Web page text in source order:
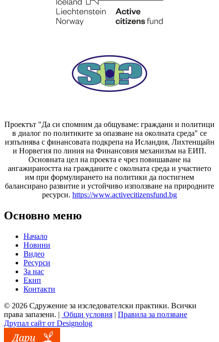
Проектът "Да си спомним да общуваме: граждани и политици
в диалог по политиките за опазване на околната среда" се
изпълнява с финансовата подкрепа на Исландия, Лихтенщайн
и Норвегия по линия на Финансовия механизъм на ЕИП.
Основната цел на проекта е чрез повишаване на
ангажираността на гражданите с околната среда и участието
им при формулирането на политики да постигнем
балансирано развитие и устойчиво използване на природните
ресурси. https://www.activecitizensfund.bg
Основно меню
Начало
Новини
Видео
Ресурси
За нас
Екип
Контакти
© 2026 Сдружение за изследователски практики. Всички
права запазени. | Общи условия | Правила за ползване
Друпал сайт от Designolog